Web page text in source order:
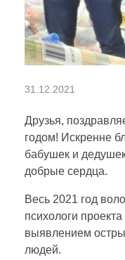
И
т
о
г
и
31.12.2021
Друзья,
годом! Искренне
бабушек и
добрые сердца.
Весь 2021 год
психологи
выявлением
людей.